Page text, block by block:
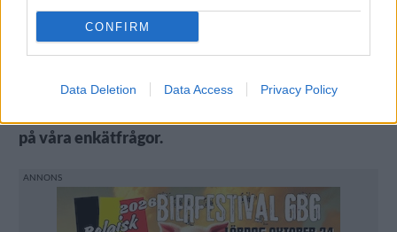
CONFIRM
Data Deletion Data Access Privacy Policy
Jonas Barlind uppskattar den livskvalitet som han får av
bryggaryrket.Foto:Peter Lindh.
Livskvalitet. Det är vad Jonas Barlind uppskattar
på våra enkätfrågor.